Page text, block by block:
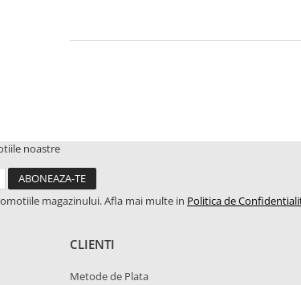
noastre
magazinului. Afla mai multe in Politica de
CLIENTI
Metode de Plata